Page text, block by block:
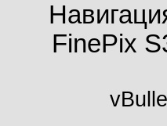
FinePix